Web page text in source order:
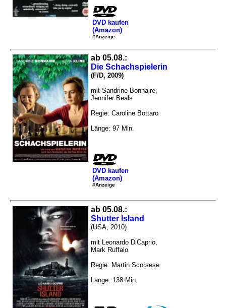
DVD kaufen
(Amazon)
#Anzeige
ab 05.08.:
Die Schachspielerin
(F/D, 2009)
mit Sandrine Bonnaire,
Jennifer Beals
Regie: Caroline Bottaro
Länge: 97 Min.
DVD kaufen
(Amazon)
#Anzeige
ab 05.08.:
Shutter Island
(USA, 2010)
mit Leonardo DiCaprio,
Mark Ruffalo
Regie: Martin Scorsese
Länge: 138 Min.